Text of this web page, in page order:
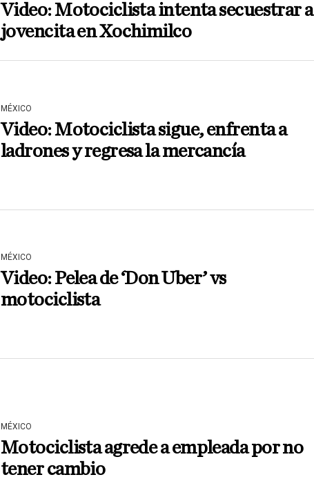
Video: Motociclista intenta secuestrar a
jovencita en Xochimilco
MÉXICO
Video: Motociclista sigue, enfrenta a
ladrones y regresa la mercancía
MÉXICO
Video: Pelea de ‘Don Uber’ vs
motociclista
MÉXICO
Motociclista agrede a empleada por no
tener cambio